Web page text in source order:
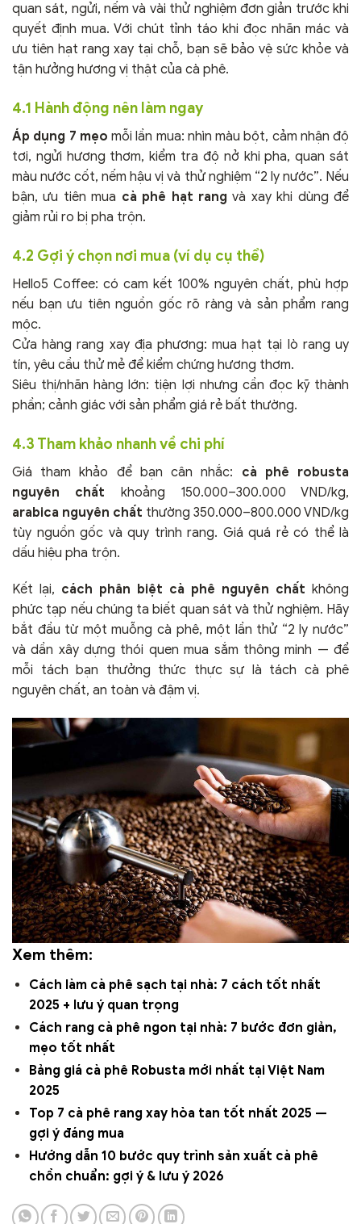
quan sát, ngửi, nếm và vài thử nghiệm đơn giản trước khi
quyết định mua. Với chút tỉnh táo khi đọc nhãn mác và
ưu tiên hạt rang xay tại chỗ, bạn sẽ bảo vệ sức khỏe và
tận hưởng hương vị thật của cà phê.
4.1 Hành động nên làm ngay
Áp dụng 7 mẹo mỗi lần mua: nhìn màu bột, cảm nhận độ
tơi, ngửi hương thơm, kiểm tra độ nở khi pha, quan sát
màu nước cốt, nếm hậu vị và thử nghiệm “2 ly nước”. Nếu
bận, ưu tiên mua cà phê hạt rang và xay khi dùng để
giảm rủi ro bị pha trộn.
4.2 Gợi ý chọn nơi mua (ví dụ cụ thể)
Hello5 Coffee: có cam kết 100% nguyên chất, phù hợp
nếu bạn ưu tiên nguồn gốc rõ ràng và sản phẩm rang
mộc.
Cửa hàng rang xay địa phương: mua hạt tại lò rang uy
tín, yêu cầu thử mẻ để kiểm chứng hương thơm.
Siêu thị/nhãn hàng lớn: tiện lợi nhưng cần đọc kỹ thành
phần; cảnh giác với sản phẩm giá rẻ bất thường.
4.3 Tham khảo nhanh về chi phí
Giá tham khảo để bạn cân nhắc: cà phê robusta
nguyên chất khoảng 150.000–300.000 VND/kg,
arabica nguyên chất thường 350.000–800.000 VND/kg
tùy nguồn gốc và quy trình rang. Giá quá rẻ có thể là
dấu hiệu pha trộn.
Kết lại, cách phân biệt cà phê nguyên chất không
phức tạp nếu chúng ta biết quan sát và thử nghiệm. Hãy
bắt đầu từ một muỗng cà phê, một lần thử “2 ly nước”
và dần xây dựng thói quen mua sắm thông minh — để
mỗi tách bạn thưởng thức thực sự là tách cà phê
nguyên chất, an toàn và đậm vị.
Xem thêm:
Cách làm cà phê sạch tại nhà: 7 cách tốt nhất
2025 + lưu ý quan trọng
Cách rang cà phê ngon tại nhà: 7 bước đơn giản,
mẹo tốt nhất
Bảng giá cà phê Robusta mới nhất tại Việt Nam
2025
Top 7 cà phê rang xay hòa tan tốt nhất 2025 —
gợi ý đáng mua
Hướng dẫn 10 bước quy trình sản xuất cà phê
chồn chuẩn: gợi ý & lưu ý 2026